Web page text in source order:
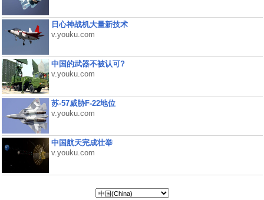
日心神战机大量新技术
v.youku.com
中国的武器不被认可?
v.youku.com
苏-57威胁F-22地位
v.youku.com
中国航天完成壮举
v.youku.com